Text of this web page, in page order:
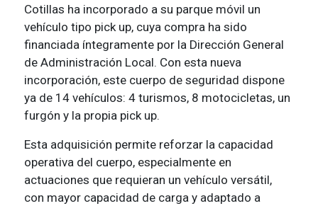
Cotillas ha incorporado a su parque móvil un
vehículo tipo pick up, cuya compra ha sido
financiada íntegramente por la Dirección General
de Administración Local. Con esta nueva
incorporación, este cuerpo de seguridad dispone
ya de 14 vehículos: 4 turismos, 8 motocicletas, un
furgón y la propia pick up.
Esta adquisición permite reforzar la capacidad
operativa del cuerpo, especialmente en
actuaciones que requieran un vehículo versátil,
con mayor capacidad de carga y adaptado a